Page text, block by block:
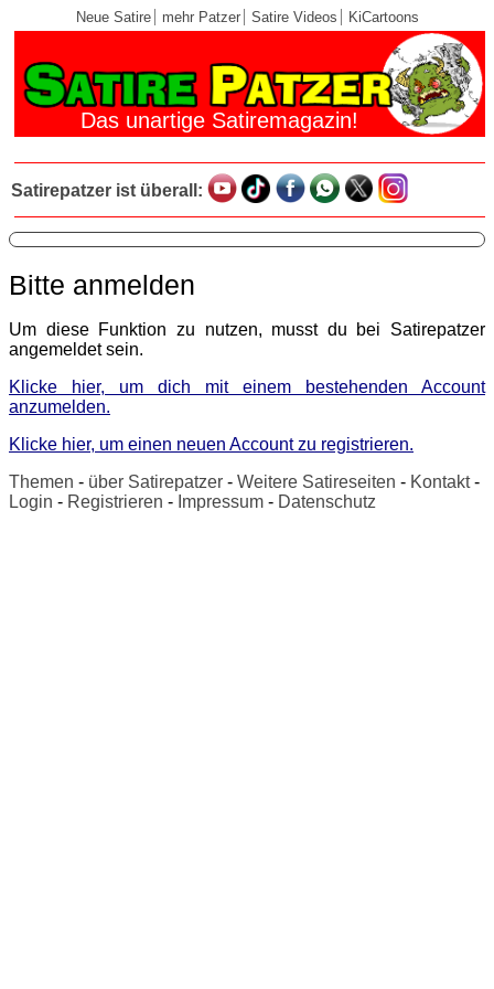
Neue Satire mehr Patzer Satire Videos KiCartoons
Das unartige Satiremagazin!
Satirepatzer ist überall:
Bitte anmelden
Um diese Funktion zu nutzen, musst du bei Satirepatzer
angemeldet sein.
Klicke hier, um dich mit einem bestehenden Account
anzumelden.
Klicke hier, um einen neuen Account zu registrieren.
Themen - über Satirepatzer - Weitere Satireseiten - Kontakt-
Login - Registrieren - Impressum - Datenschutz